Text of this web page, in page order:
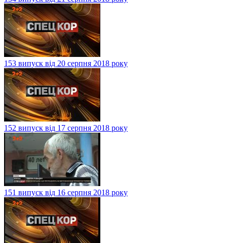
153 випуск від 20 серпня 2018 року
152 випуск від 17 серпня 2018 року
151 випуск від 16 серпня 2018 року